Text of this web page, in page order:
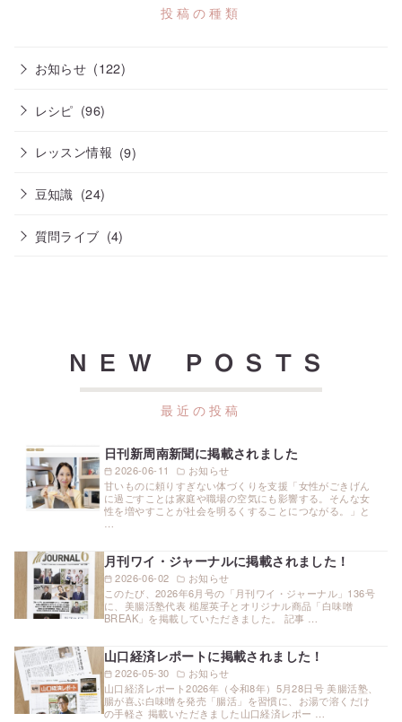
お知らせ (122)
レシピ (96)
レッスン情報 (9)
豆知識 (24)
質問ライブ (4)
NEW POSTS
2026-06-11 お知らせ
日刊新周南新聞に掲載されました
甘いものに頼りすぎない体づくりを支援「女性がごきげん
に過ごすことは家庭や職場の空気にも影響する。そんな女
性を増やすことが社会を明るくすることにつながる。」と
…
2026-06-02 お知らせ
月刊ワイ・ジャーナルに掲載されました！
このたび、2026年6月号の「月刊ワイ・ジャーナル」136号
に、美腸活塾代表 槌屋英子とオリジナル商品「白味噌
BREAK」を掲載していただきました。 記事 …
2026-05-30 お知らせ
山口経済レポートに掲載されました！
山口経済レポート2026年（令和8年）5月28日号 美腸活塾、
腸が喜ぶ白味噌を発売「腸活」を習慣に、お湯で溶くだけ
の手軽さ 掲載いただきました山口経済レポー …